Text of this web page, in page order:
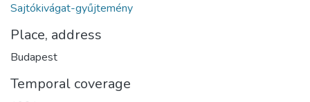
Sajtókivágat-gyűjtemény
Place, address
Budapest
Temporal coverage